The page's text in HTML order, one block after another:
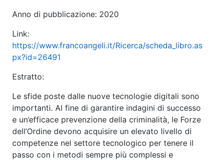
Anno di pubblicazione: 2020
Link:
https://www.francoangeli.it/Ricerca/scheda_libro.as
px?id=26491
Estratto:
Le sfide poste dalle nuove tecnologie digitali sono
importanti. Al fine di garantire indagini di successo
e un’efficace prevenzione della criminalità, le Forze
dell’Ordine devono acquisire un elevato livello di
competenze nel settore tecnologico per tenere il
passo con i metodi sempre più complessi e